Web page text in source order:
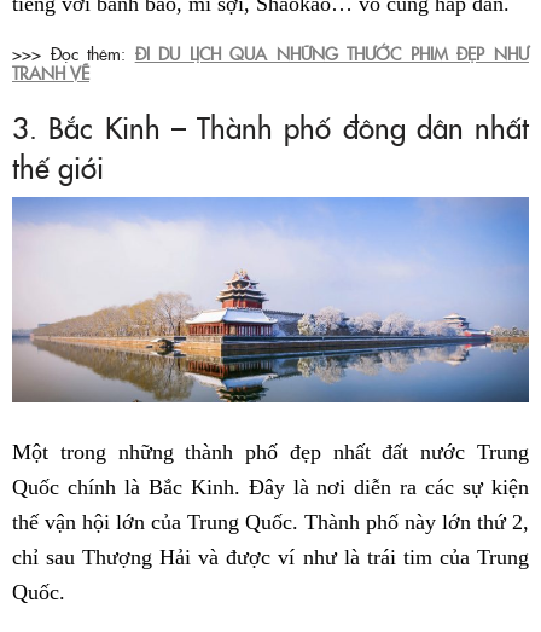
>>> Đọc thêm: ĐI DU LỊCH QUA NHỮNG THƯỚC PHIM ĐẸP NHƯ
TRANH VẼ
3. Bắc Kinh – Thành phố đông dân nhất
thế giới
Một trong những thành phố đẹp nhất đất nước Trung
Quốc chính là Bắc Kinh. Đây là nơi diễn ra các sự kiện
thế vận hội lớn của Trung Quốc. Thành phố này lớn thứ 2,
chỉ sau Thượng Hải và được ví như là trái tim của Trung
Quốc.